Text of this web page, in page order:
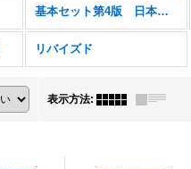
基本セット第4版 日本語黒枠
リバイズド
表示方法: